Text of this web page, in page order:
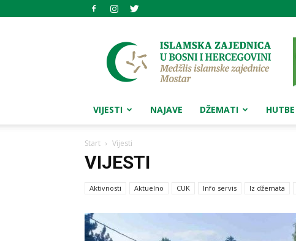
Medžlis
islamske
zajednice
Mostar
VIJESTI NAJAVE DŽEMATI HUTBE
Start Vijesti
VIJESTI
Aktivnosti Aktuelno CUK Info servis Iz džemata